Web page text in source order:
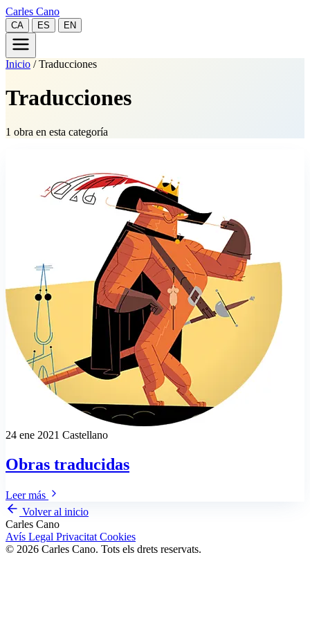
Carles Cano
CA ES EN
Inicio / Traducciones
Traducciones
1 obra en esta categoría
24 ene 2021 Castellano
Obras traducidas
Leer más
Volver al inicio
Carles Cano
Avís Legal Privacitat Cookies
© 2026 Carles Cano. Tots els drets reservats.